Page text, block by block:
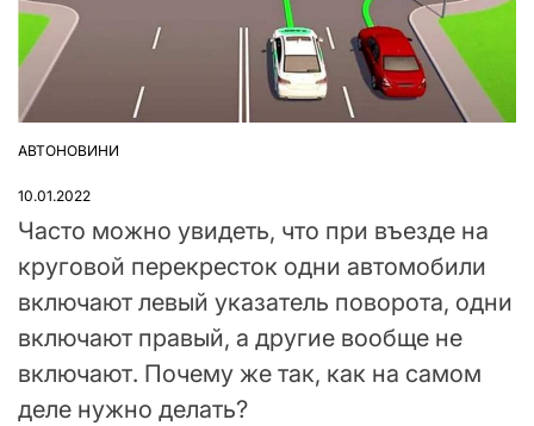
ОПУБЛІКУВАТИ
АВТОНОВИНИ
10.01.2022
Часто можно увидеть, что при въезде на
круговой перекресток одни автомобили
включают левый указатель поворота, одни
включают правый, а другие вообще не
включают. Почему же так, как на самом
деле нужно делать?